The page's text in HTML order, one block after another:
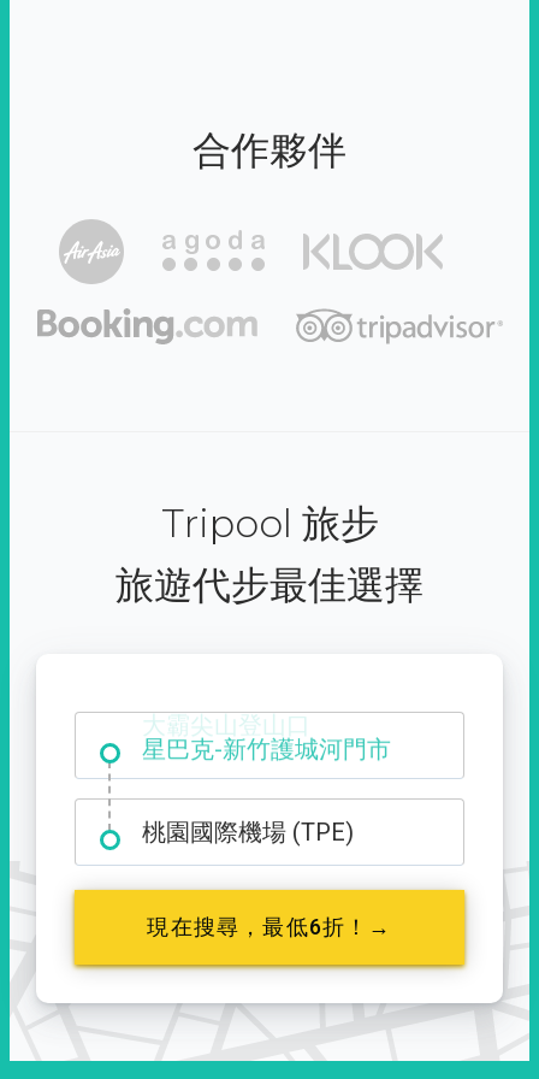
合作夥伴
Tripool 旅步
旅遊代步最佳選擇
大霸尖山登山口
桃園國際機場 (TPE)
現在搜尋，最低6折！→